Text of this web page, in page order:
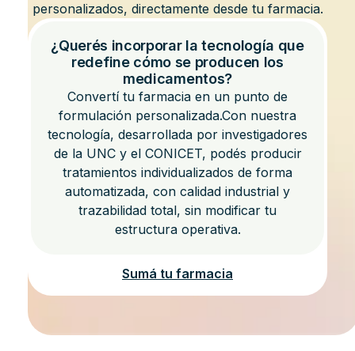
personalizados, directamente desde tu farmacia.
¿Querés incorporar la tecnología que
redefine cómo se producen los
medicamentos?
Convertí tu farmacia en un punto de
formulación personalizada.Con nuestra
tecnología, desarrollada por investigadores
de la UNC y el CONICET, podés producir
tratamientos individualizados de forma
automatizada, con calidad industrial y
trazabilidad total, sin modificar tu
estructura operativa.
Sumá tu farmacia